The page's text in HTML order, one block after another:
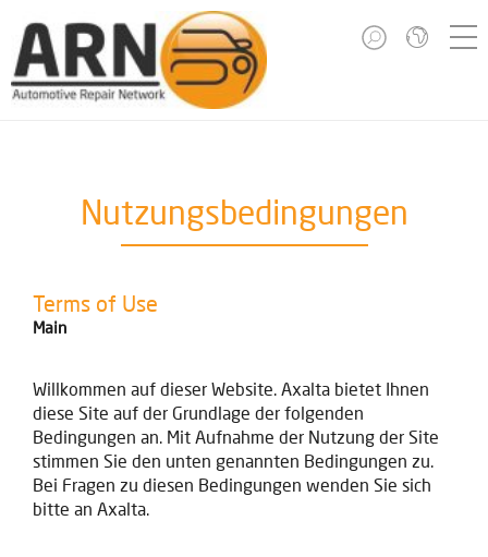
Nutzungsbedingungen
Terms of Use
Main
Willkommen auf dieser Website. Axalta bietet Ihnen
diese Site auf der Grundlage der folgenden
Bedingungen an. Mit Aufnahme der Nutzung der Site
stimmen Sie den unten genannten Bedingungen zu.
Bei Fragen zu diesen Bedingungen wenden Sie sich
bitte an Axalta.